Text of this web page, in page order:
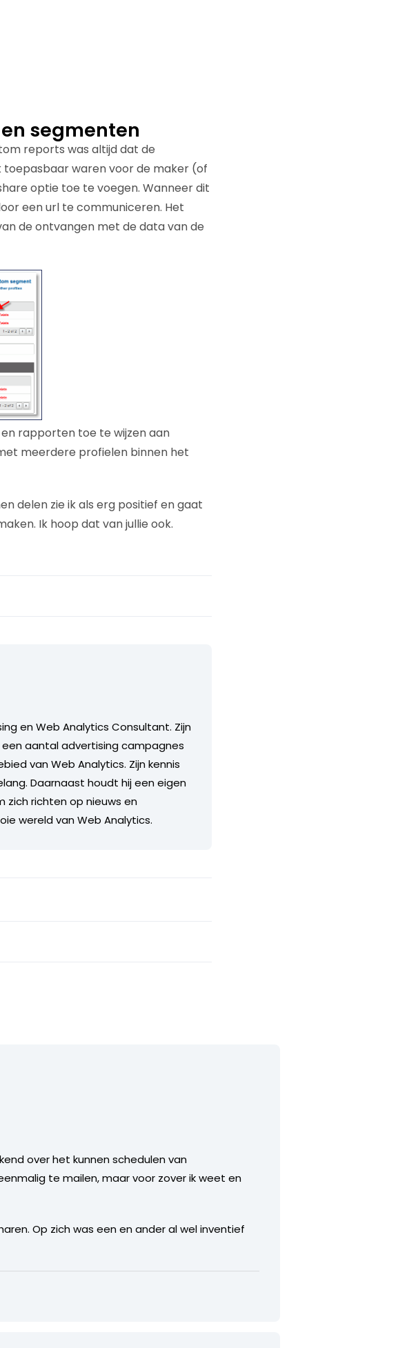
segmenten
reports was altijd dat de
waren voor de maker (of
optie toe te voegen. Wanneer dit
een url te communiceren. Het
de ontvangen met de data van de
rapporten toe te wijzen aan
meerdere profielen binnen het
delen zie ik als erg positief en gaat
Ik hoop dat van jullie ook.
en Web Analytics Consultant. Zijn
aantal advertising campagnes
van Web Analytics. Zijn kennis
Daarnaast houdt hij een eigen
zich richten op nieuws en
wereld van Web Analytics.
over het kunnen schedulen van
te mailen, maar voor zover ik weet en
Op zich was een en ander al wel inventief